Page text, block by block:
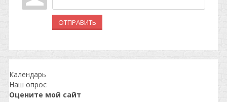
ОТПРАВИТЬ
Календарь
Наш опрос
Оцените мой сайт